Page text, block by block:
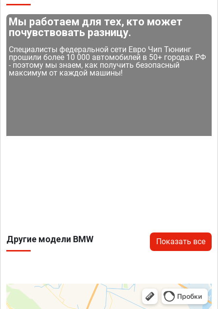
Мы работаем для тех, кто может
почувствовать разницу.
Специалисты федеральной сети Евро Чип Тюнинг
прошили более 10 000 автомобилей в 50+ городах РФ
- поэтому мы знаем, как получить безопасный
максимум от каждой машины!
Другие модели BMW Показать все